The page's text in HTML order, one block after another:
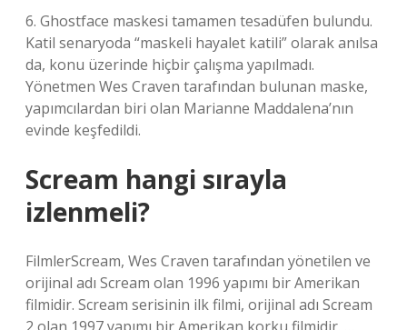
6. Ghostface maskesi tamamen tesadüfen bulundu.
Katil senaryoda “maskeli hayalet katili” olarak anılsa
da, konu üzerinde hiçbir çalışma yapılmadı.
Yönetmen Wes Craven tarafından bulunan maske,
yapımcılardan biri olan Marianne Maddalena’nın
evinde keşfedildi.
Scream hangi sırayla
izlenmeli?
FilmlerScream, Wes Craven tarafından yönetilen ve
orijinal adı Scream olan 1996 yapımı bir Amerikan
filmidir. Scream serisinin ilk filmi, orijinal adı Scream